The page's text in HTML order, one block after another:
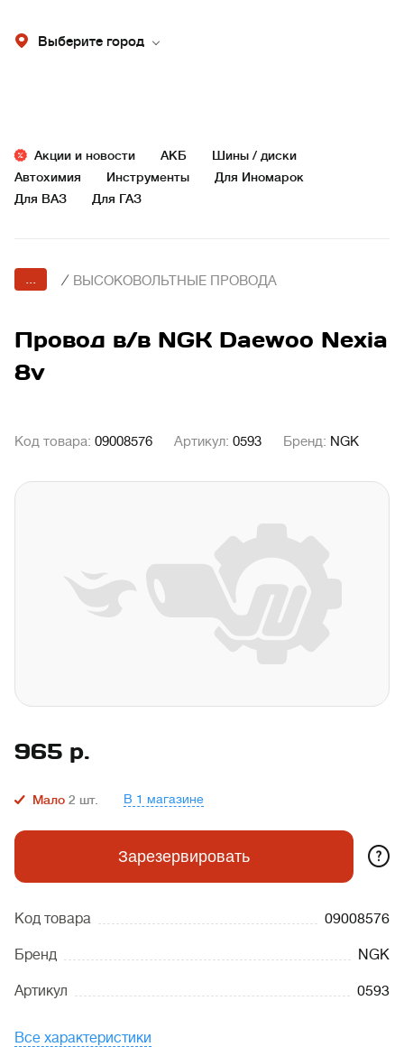
Выберите город
Акции и новости АКБ
Шины / диски
Автохимия
Инструменты
Для Иномарок
Для ВАЗ
Для ГАЗ
... / ВЫСОКОВОЛЬТНЫЕ ПРОВОДА
Провод в/в NGK Daewoo Nexia
8v
Код товара: 09008576 Артикул: 0593 Бренд: NGK
965 р.
Мало 2 шт. В 1 магазине
Зарезервировать ?
Код товара 09008576
Бренд NGK
Артикул 0593
Все характеристики